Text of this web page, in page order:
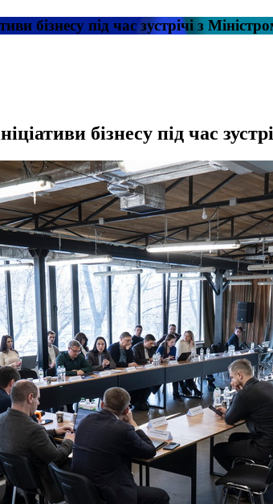
бізнесу під час зустрічі з
бізнесу під час